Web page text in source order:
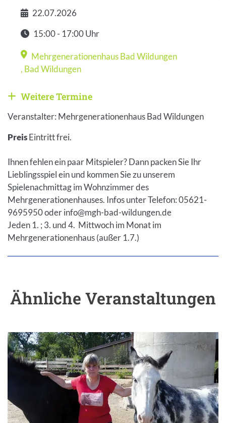
Datum
22.07.2026
Zeit
15:00 - 17:00 Uhr
Veranstaltungsort
Mehrgenerationenhaus Bad Wildungen
, Bad Wildungen
Weitere Veranstaltungen anzeigen
Weitere Termine
Veranstalter: Mehrgenerationenhaus Bad Wildungen
PreisEintritt frei.
Ihnen fehlen ein paar Mitspieler? Dann packen Sie Ihr
Lieblingsspiel ein und kommen Sie zu unserem
Spielenachmittag im Wohnzimmer des
Mehrgenerationenhauses. Infos unter Telefon: 05621-
9695950 oder info@mgh-bad-wildungen.de
Jeden 1. ; 3. und 4. Mittwoch im Monat im
Mehrgenerationenhaus (außer 1.7.)
Ähnliche Veranstaltungen